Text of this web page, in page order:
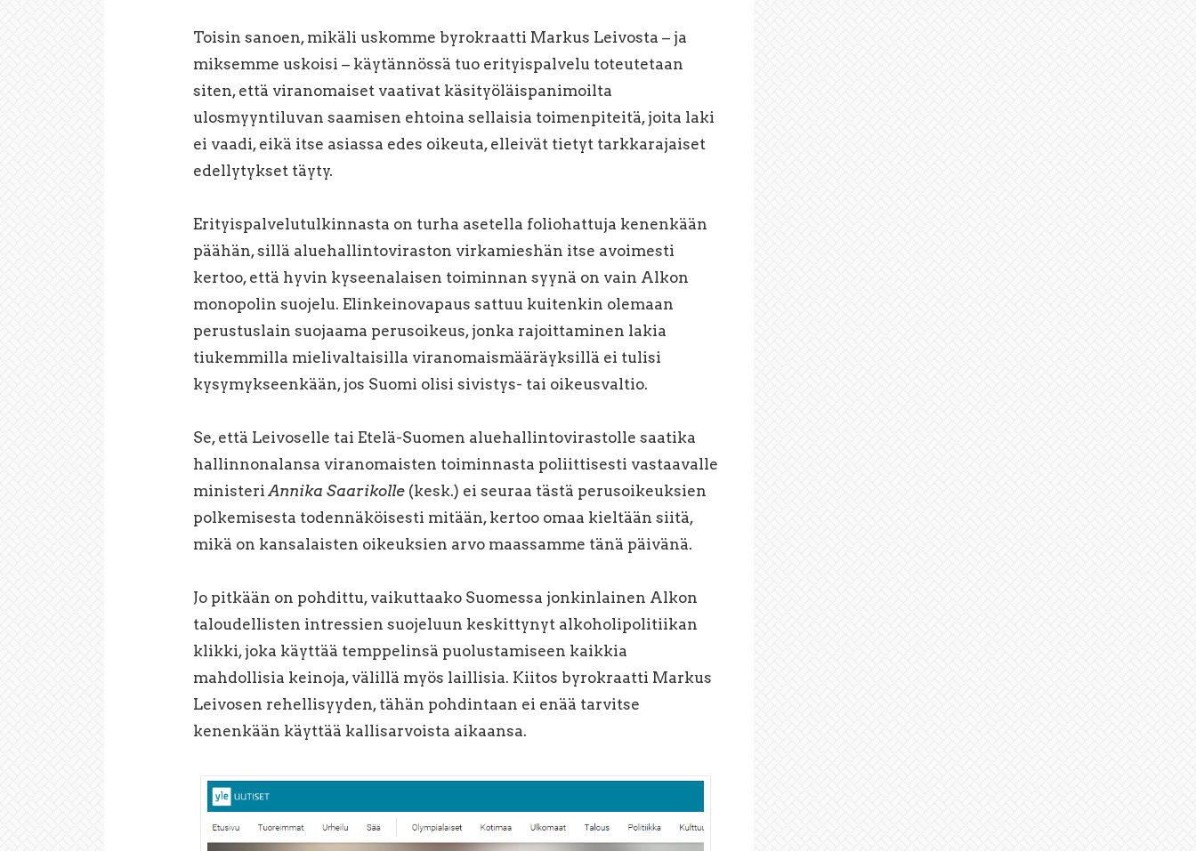
Toisin sanoen, mikäli uskomme byrokraatti Markus Leivosta – ja
miksemme uskoisi – käytännössä tuo erityispalvelu toteutetaan
siten, että viranomaiset vaativat käsityöläispanimoilta
ulosmyyntiluvan saamisen ehtoina sellaisia toimenpiteitä, joita laki
ei vaadi, eikä itse asiassa edes oikeuta, elleivät tietyt tarkkarajaiset
edellytykset täyty.
Erityispalvelutulkinnasta on turha asetella foliohattuja kenenkään
päähän, sillä aluehallintoviraston virkamieshän itse avoimesti
kertoo, että hyvin kyseenalaisen toiminnan syynä on vain Alkon
monopolin suojelu. Elinkeinovapaus sattuu kuitenkin olemaan
perustuslain suojaama perusoikeus, jonka rajoittaminen lakia
tiukemmilla mielivaltaisilla viranomaismääräyksillä ei tulisi
kysymykseenkään, jos Suomi olisi sivistys- tai oikeusvaltio.
Se, että Leivoselle tai Etelä-Suomen aluehallintovirastolle saatika
hallinnonalansa viranomaisten toiminnasta poliittisesti vastaavalle
ministeriAnnika Saarikolle (kesk.) ei seuraa tästä perusoikeuksien
polkemisesta todennäköisesti mitään, kertoo omaa kieltään siitä,
mikä on kansalaisten oikeuksien arvo maassamme tänä päivänä.
Jo pitkään on pohdittu, vaikuttaako Suomessa jonkinlainen Alkon
taloudellisten intressien suojeluun keskittynyt alkoholipolitiikan
klikki, joka käyttää temppelinsä puolustamiseen kaikkia
mahdollisia keinoja, välillä myös laillisia. Kiitos byrokraatti Markus
Leivosen rehellisyyden, tähän pohdintaan ei enää tarvitse
kenenkään käyttää kallisarvoista aikaansa.